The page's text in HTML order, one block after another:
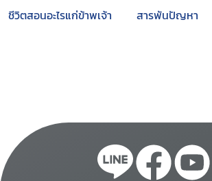
ชีวิตสอนอะไรแก่ข้าพเจ้า สารพันปัญหา